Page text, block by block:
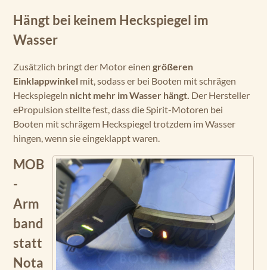
Hängt bei keinem Heckspiegel im
Wasser
Zusätzlich bringt der Motor einen größeren
Einklappwinkel mit, sodass er bei Booten mit schrägen
Heckspiegeln nicht mehr im Wasser hängt. Der Hersteller
ePropulsion stellte fest, dass die Spirit-Motoren bei
Booten mit schrägem Heckspiegel trotzdem im Wasser
hingen, wenn sie eingeklappt waren.
MOB
-
Arm
band
statt
Nota